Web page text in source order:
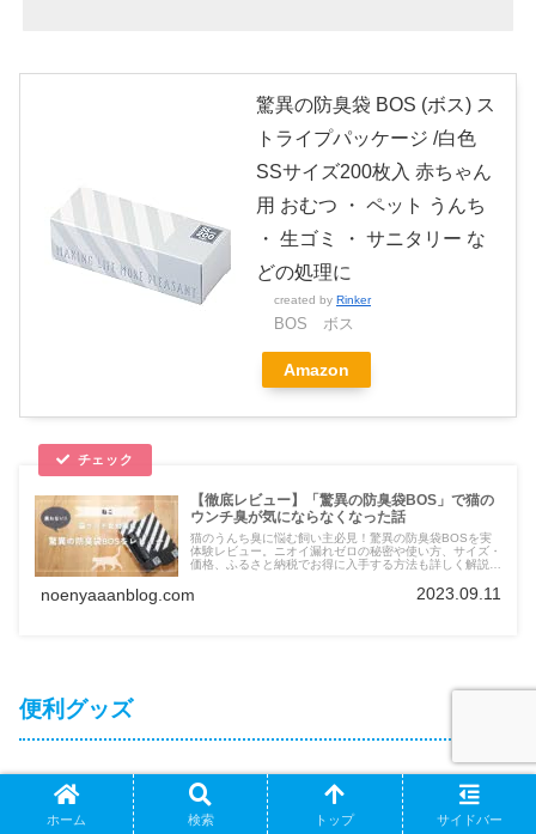
驚異の防臭袋 BOS (ボス) ス
トライプパッケージ /白色
SSサイズ200枚入 赤ちゃん
用 おむつ ・ ペット うんち
・ 生ゴミ ・ サニタリー な
どの処理に
created by Rinker
BOS ボス
Amazon
【徹底レビュー】「驚異の防臭袋BOS」で猫の
ウンチ臭が気にならなくなった話
猫のうんち臭に悩む飼い主必見！驚異の防臭袋BOSを実
体験レビュー。ニオイ漏れゼロの秘密や使い方、サイズ・
価格、ふるさと納税でお得に入手する方法も詳しく解説し
noenyaaanblog.com 2023.09.11
便利グッズ
ECOVACS DEEBOT Y1 PLUS
ホーム 検索 トップ サイドバー